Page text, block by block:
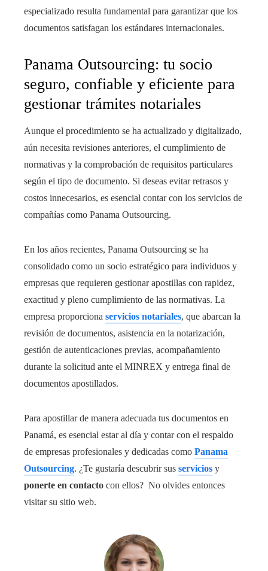
especializado resulta fundamental para garantizar que los
documentos satisfagan los estándares internacionales.
Panama Outsourcing: tu socio
seguro, confiable y eficiente para
gestionar trámites notariales
Aunque el procedimiento se ha actualizado y digitalizado,
aún necesita revisiones anteriores, el cumplimiento de
normativas y la comprobación de requisitos particulares
según el tipo de documento. Si deseas evitar retrasos y
costos innecesarios, es esencial contar con los servicios de
compañías como Panama Outsourcing.
En los años recientes, Panama Outsourcing se ha
consolidado como un socio estratégico para individuos y
empresas que requieren gestionar apostillas con rapidez,
exactitud y pleno cumplimiento de las normativas. La
empresa proporciona servicios notariales, que abarcan la
revisión de documentos, asistencia en la notarización,
gestión de autenticaciones previas, acompañamiento
durante la solicitud ante el MINREX y entrega final de
documentos apostillados.
Para apostillar de manera adecuada tus documentos en
Panamá, es esencial estar al día y contar con el respaldo
de empresas profesionales y dedicadas como Panama
Outsourcing. ¿Te gustaría descubrir sus servicios y
ponerte en contacto con ellos? No olvides entonces
visitar su sitio web.